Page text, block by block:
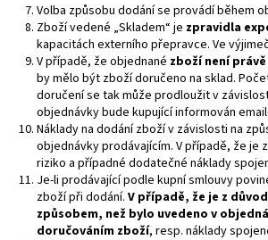
Volba způsobu dodání se provádí během
Zboží vedené „Skladem“ je zpravidla
kapacitách externího přepravce. Ve
V případě, že objednané zboží není
by mělo být zboží doručeno na sklad.
doručení se tak může prodloužit v
objednávky bude kupující informován
Náklady na dodání zboží v závislosti na
objednávky prodávajícím. V případě, že je
riziko a případné dodatečné náklady
Je-li prodávající podle kupní smlouvy
zboží při dodání. V případě, že je z
způsobem, než bylo uvedeno v
doručováním zboží, resp. náklady